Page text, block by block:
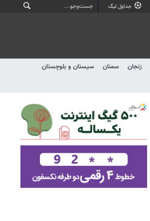
جداول لیگ
زنجان سمنان
سیستان و بلوچستان